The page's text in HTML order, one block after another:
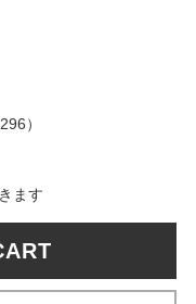
）
ます